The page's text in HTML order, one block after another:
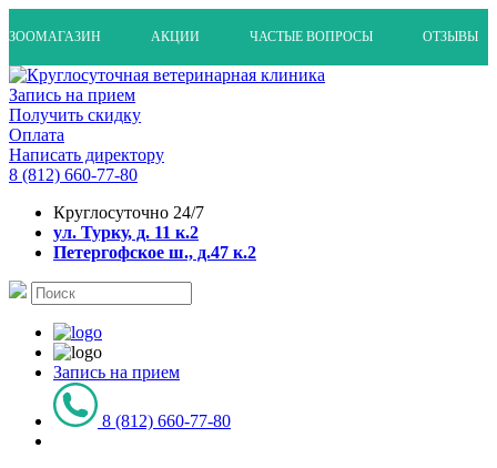
ЗООМАГАЗИН АКЦИИ ЧАСТЫЕ ВОПРОСЫ ОТЗЫВЫ
Запись на прием
Получить скидку
Оплата
Написать директору
8 (812) 660-77-80
Круглосуточно 24/7
ул. Турку, д. 11 к.2
Петергофское ш., д.47 к.2
Запись на прием
8 (812) 660-77-80